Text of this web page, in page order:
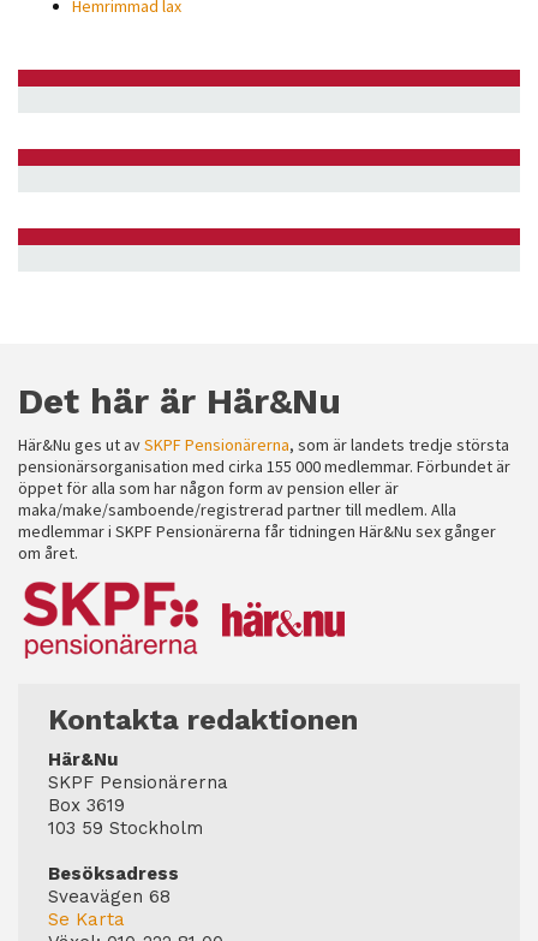
Hemrimmad lax
Det här är Här&Nu
Här&Nu ges ut avSKPF Pensionärerna, som är landets tredje största
pensionärsorganisation med cirka 155 000 medlemmar. Förbundet är
öppet för alla som har någon form av pension eller är
maka/make/samboende/registrerad partner till medlem. Alla
medlemmar i SKPF Pensionärerna får tidningen Här&Nu sex gånger
om året.
Kontakta redaktionen
Här&Nu
SKPF Pensionärerna
Box 3619
103 59 Stockholm
Besöksadress
Sveavägen 68
Se Karta